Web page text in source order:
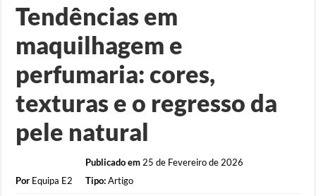
Tendências em
maquilhagem e
perfumaria: cores,
texturas e o regresso da
pele natural
Por Equipa E2
Publicado em 25 de Fevereiro de 2026
Tipo: Artigo